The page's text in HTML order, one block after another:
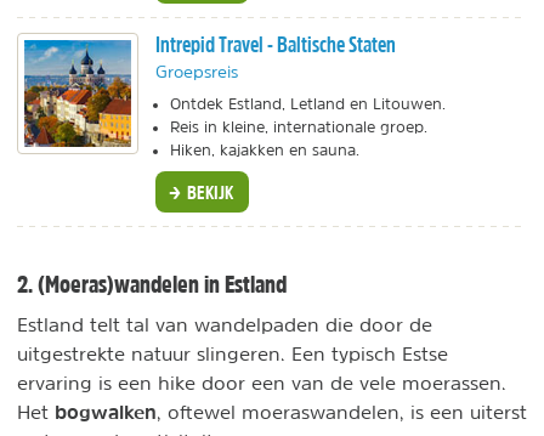
Intrepid Travel - Baltische Staten
Groepsreis
Ontdek Estland, Letland en Litouwen.
Reis in kleine, internationale groep.
Hiken, kajakken en sauna.
BEKIJK
2. (Moeras)wandelen in Estland
Estland telt tal van wandelpaden die door de
uitgestrekte natuur slingeren. Een typisch Estse
ervaring is een hike door een van de vele moerassen.
Het bogwalken, oftewel moeraswandelen, is een uiterst